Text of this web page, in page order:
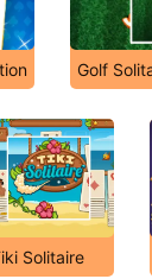
Golf
Solitaire